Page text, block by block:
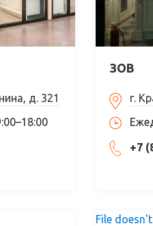
д. 321
ЗОВ
г.
+7
File